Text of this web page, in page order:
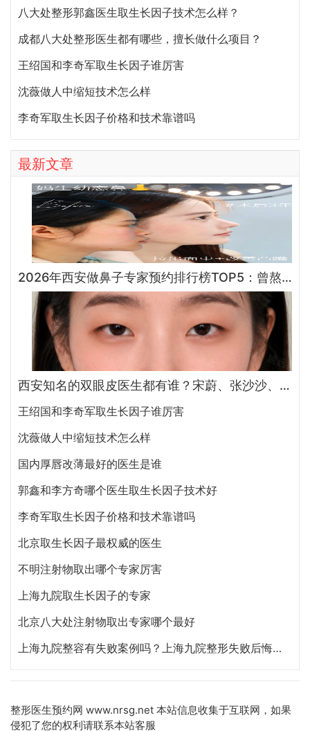
八大处整形郭鑫医生取生长因子技术怎么样？
成都八大处整形医生都有哪些，擅长做什么项目？
王绍国和李奇军取生长因子谁厉害
沈薇做人中缩短技术怎么样
李奇军取生长因子价格和技术靠谱吗
最新文章
2026年西安做鼻子专家预约排行榜TOP5：曾熬、霍玉旺、房志强、蒋立、刘宝军哪个更好？
西安知名的双眼皮医生都有谁？宋蔚、张沙沙、韩钰博、王璇、张文军谁做双眼皮更好？
王绍国和李奇军取生长因子谁厉害
沈薇做人中缩短技术怎么样
国内厚唇改薄最好的医生是谁
郭鑫和李方奇哪个医生取生长因子技术好
李奇军取生长因子价格和技术靠谱吗
北京取生长因子最权威的医生
不明注射物取出哪个专家厉害
上海九院取生长因子的专家
北京八大处注射物取出专家哪个最好
上海九院整容有失败案例吗？上海九院整形失败后悔怎么办？投诉通道
整形医生预约网 www.nrsg.net 本站信息收集于互联网，如果
侵犯了您的权利请联系本站客服